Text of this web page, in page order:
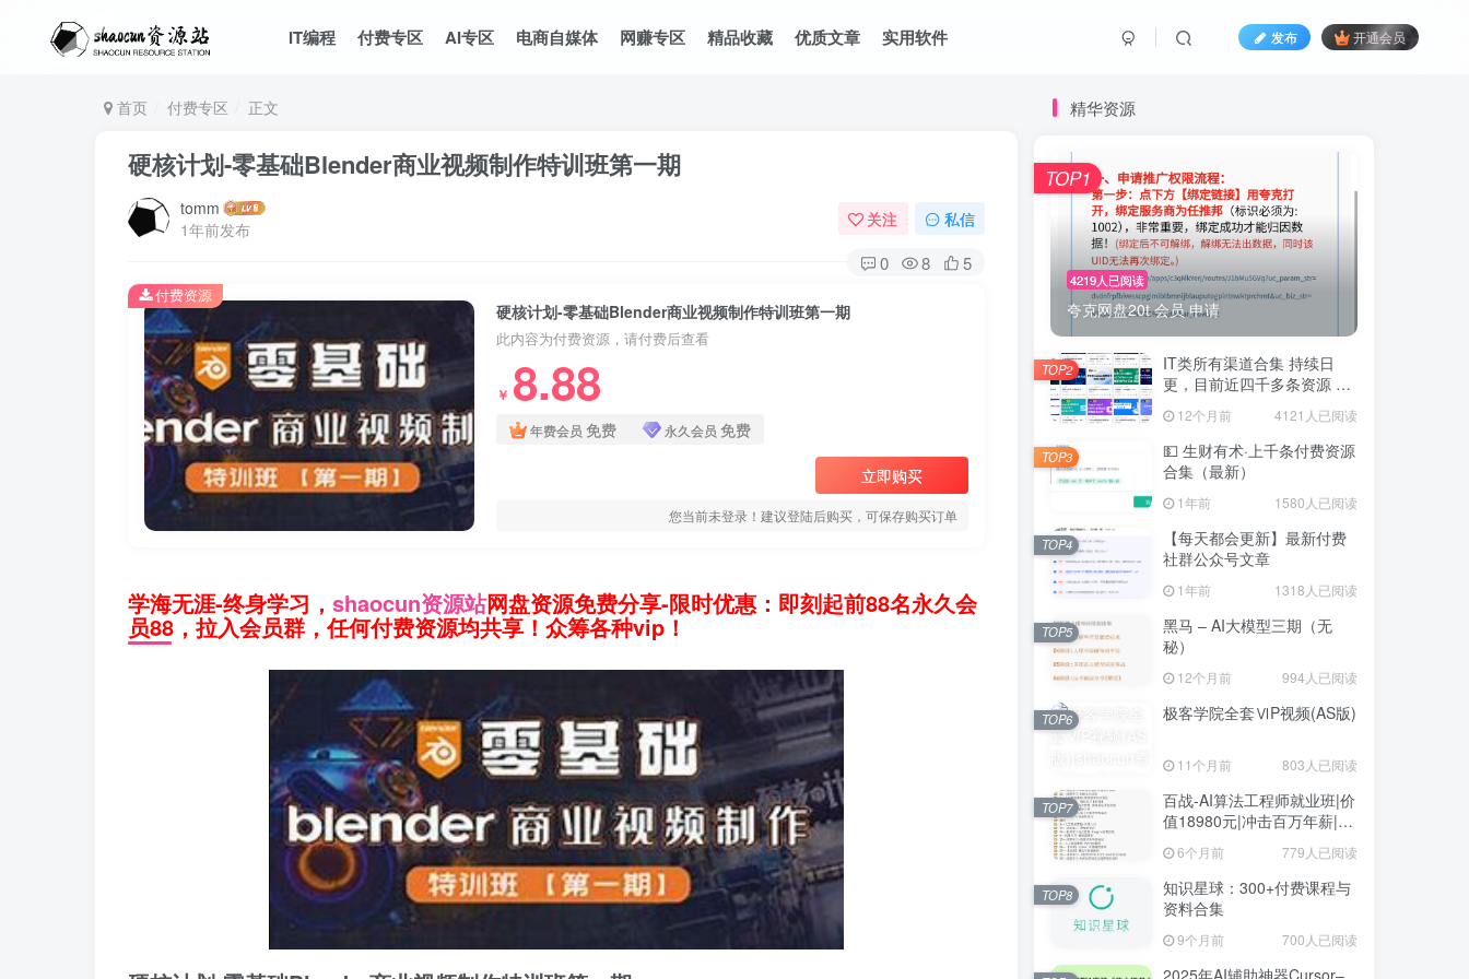
IT编程 付费专区 AI专区 电商自媒体 网赚专区 精品收藏 优质文章 实用软件 发布 开通会员
首页 付费专区 正文
硬核计划-零基础Blender商业视频制作特训班第一期
tomm
1年前发布
关注 私信
0 8 5
硬核计划-零基础Blender商业视频制作特训班第一期
此内容为付费资源，请付费后查看
￥ 8.88
年费会员 免费 永久会员 免费
立即购买
您当前未登录！建议登陆后购买，可保存购买订单
付费资源
学海无涯-终身学习， shaocun资源站网盘资源免费分享-限时优惠：即刻起前88名永久会
员88，拉入会员群，任何付费资源均共享！众筹各种vip！
精华资源
4219人已阅读
夸克网盘20t 会员 申请
TOP1
IT类所有渠道合集 持续日
更，目前近四千多条资源 年
12个月前 4121人已阅读
TOP2
💵 生财有术·上千条付费资源
合集（最新）
1年前 1580人已阅读
TOP3
【每天都会更新】最新付费
社群公众号文章
1年前 1318人已阅读
TOP4
黑马 – AI大模型三期（无
秘）
12个月前 994人已阅读
TOP5
极客学院全套ⅥP视频(AS版)
11个月前 803人已阅读
TOP6
百战-AI算法工程师就业班|价
值18980元|冲击百万年薪|完
结无秘
6个月前 779人已阅读
TOP7
知识星球：300+付费课程与
资料合集
9个月前 700人已阅读
TOP8